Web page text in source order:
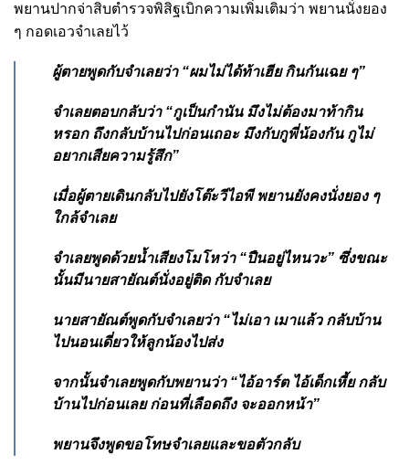
พยานปากจ่าสิบตํารวจพิสิฐเบิกความเพิ่มเติมว่า พยานนั่งยอง
ๆ กอดเอวจําเลยไว้
ผู้ตายพูดกับจําเลยว่า “ผมไม่ได้ท้าเฮีย กินกันเฉย ๆ”
จําเลยตอบกลับว่า “กูเป็นกํานัน มึงไม่ต้องมาท้ากิน
หรอก ถึงกลับบ้านไปก่อนเถอะ มึงกับกูพี่น้องกัน กูไม่
อยากเสียความรู้สึก”
เมื่อผู้ตายเดินกลับไปยังโต๊ะวีไอพี พยานยังคงนั่งยอง ๆ
ใกล้จําเลย
จําเลยพูดด้วยน้ำเสียงโมโหว่า “ปืนอยู่ไหนวะ” ซึ่งขณะ
นั้นมีนายสายัณต์นั่งอยู่ติด กับจําเลย
นายสายัณต์พูดกับจําเลยว่า “ไม่เอา เมาแล้ว กลับบ้าน
ไปนอนเดี่ยวให้ลูกน้องไปส่ง
จากนั้นจําเลยพูดกับพยานว่า “ไอ้อาร์ต ไอ้เด็กเหี้ย กลับ
บ้านไปก่อนเลย ก่อนที่เลือดถึง จะออกหน้า”
พยานจึงพูดขอโทษจําเลยและขอตัวกลับ